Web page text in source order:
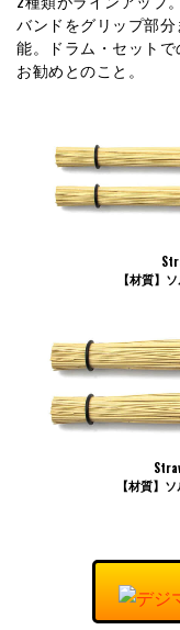
バンドをグリップ部
能。ドラム・セット
お勧めとのこと。
【材質】
【材質】